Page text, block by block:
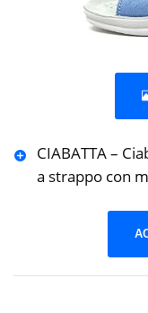
CIABATTA –
a strappo con